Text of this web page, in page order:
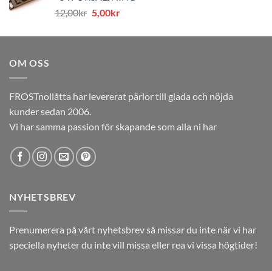
12,00kr.5,00kr.
12,00kr Det
priset
5,00krDet
priset
OM OSS
FROSTnollåtta har levererat pärlor till glada och nöjda
kunder sedan 2006.
Vi har samma passion för skapande som alla ni har
NYHETSBREV
Prenumerera på vårt nyhetsbrev så missar du inte när vi har
speciella nyheter du inte vill missa eller rea vi vissa högtider!